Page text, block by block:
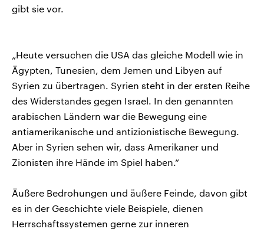
gibt sie vor.
„Heute versuchen die USA das gleiche Modell wie in
Ägypten, Tunesien, dem Jemen und Libyen auf
Syrien zu übertragen. Syrien steht in der ersten Reihe
des Widerstandes gegen Israel. In den genannten
arabischen Ländern war die Bewegung eine
antiamerikanische und antizionistische Bewegung.
Aber in Syrien sehen wir, dass Amerikaner und
Zionisten ihre Hände im Spiel haben.“
Äußere Bedrohungen und äußere Feinde, davon gibt
es in der Geschichte viele Beispiele, dienen
Herrschaftssystemen gerne zur inneren